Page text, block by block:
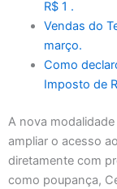
R$ 1 .
Vendas do
março.
Como
Imposto de
A nova
ampliar o acesso
diretamente com
como poupança,